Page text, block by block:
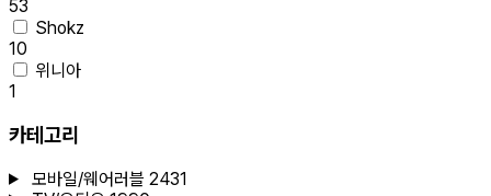
53
Shokz
10
위니아
1
카테고리
모바일/웨어러블 2431